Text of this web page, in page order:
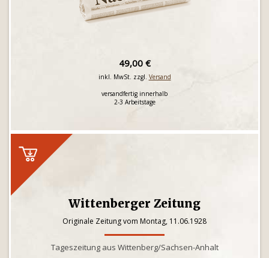
49,00 €
inkl. MwSt. zzgl. Versand
versandfertig innerhalb
2-3 Arbeitstage
Wittenberger Zeitung
Originale Zeitung vom Montag, 11.06.1928
Tageszeitung aus Wittenberg/Sachsen-Anhalt